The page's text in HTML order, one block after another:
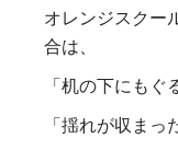
オレンジスクー
合は、
「机の下にもぐ
「揺れが収まっ